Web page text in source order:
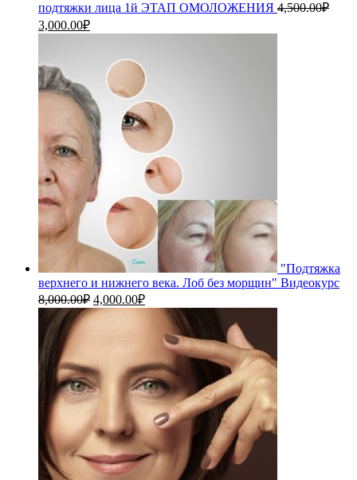
подтяжки лица 1й ЭТАП ОМОЛОЖЕНИЯ 4,500.00₽
Первоначальная
цена
4,500.00₽.
3,000.00₽Текущая
цена:
"Подтяжка
верхнего и нижнего века. Лоб без морщин" Видеокурс
8,000.00₽ Первоначальная
цена
4,000.00₽Текущая
цена:
4,000.00₽.